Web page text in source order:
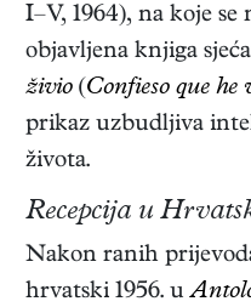
I–V, 1964), na koje se
objavljena knjiga
živio (Confieso que he
prikaz uzbudljiva
života.
Recepcija u
Nakon ranih
hrvatski 1956. u